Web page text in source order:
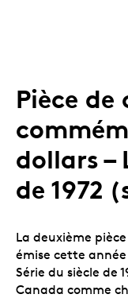
Pièce
dollars –
de 1972
La deuxième
émise cette
Série du siècle de
Canada comme